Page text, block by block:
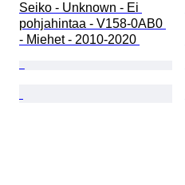
Seiko - Unknown - Ei
pohjahintaa - V158-0AB0
- Miehet - 2010-2020